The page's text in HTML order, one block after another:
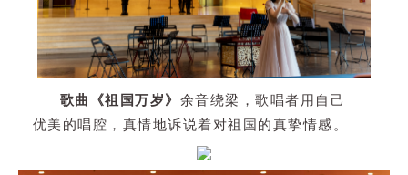
歌曲《祖国万岁》 余音绕梁，歌唱者用自己
优美的唱腔，真情地诉说着对祖国的真挚情感。